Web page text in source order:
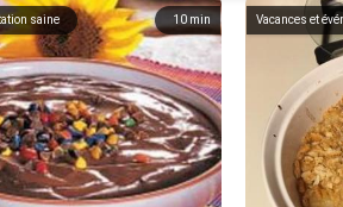
10 min
saine Vacances et